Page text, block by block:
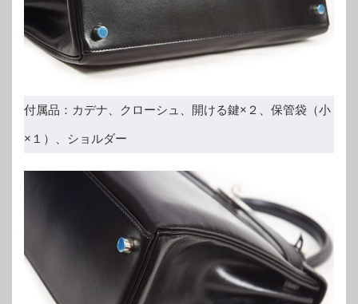
付属品：カデナ、クローシュ、開ける鍵×２、保管袋（小
×１）、ショルダー